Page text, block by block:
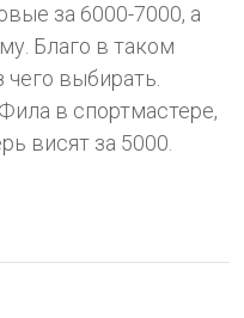
за 6000-7000, а
Благо в таком
выбирать.
в спортмастере,
висят за 5000.